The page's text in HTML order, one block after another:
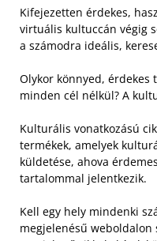
Kifejezetten érdekes,
virtuális kultuccán végig
a számodra ideális,
Olykor könnyed, érdekes
minden cél nélkül? A
Kulturális vonatkozású
termékek, amelyek
küldetése, ahova
tartalommal jelentkezik.
Kell egy hely mindenki
megjelenésű weboldalon